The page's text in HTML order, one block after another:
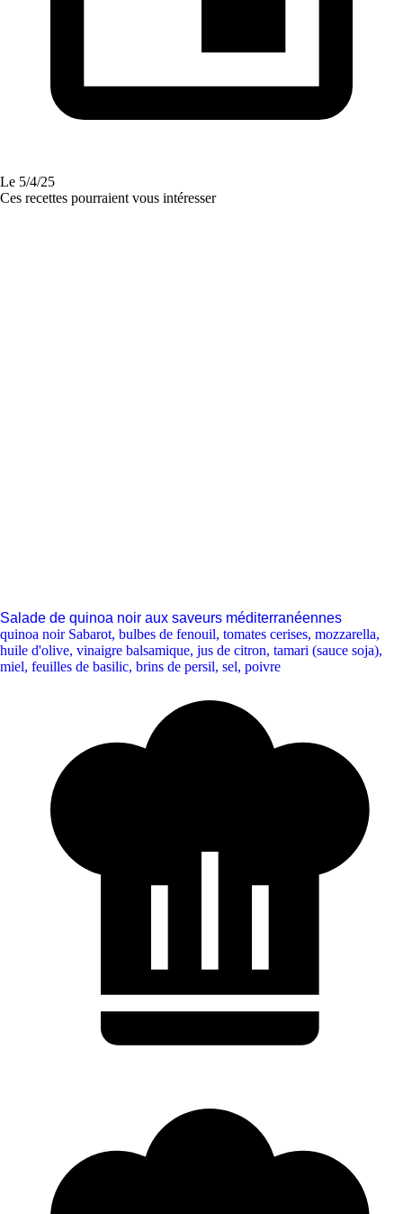
Le 5/4/25
Ces recettes pourraient vous intéresser
Salade de quinoa noir aux saveurs méditerranéennes
quinoa noir Sabarot, bulbes de fenouil, tomates cerises, mozzarella,
huile d'olive, vinaigre balsamique, jus de citron, tamari (sauce soja),
miel, feuilles de basilic, brins de persil, sel, poivre